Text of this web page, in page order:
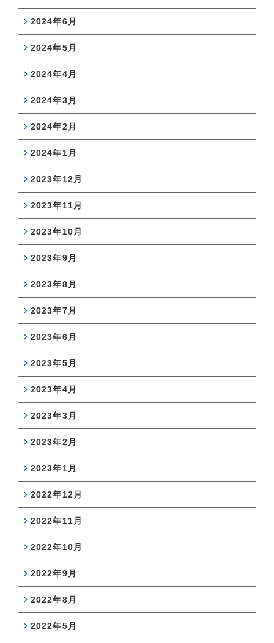
2024年6月
2024年5月
2024年4月
2024年3月
2024年2月
2024年1月
2023年12月
2023年11月
2023年10月
2023年9月
2023年8月
2023年7月
2023年6月
2023年5月
2023年4月
2023年3月
2023年2月
2023年1月
2022年12月
2022年11月
2022年10月
2022年9月
2022年8月
2022年5月